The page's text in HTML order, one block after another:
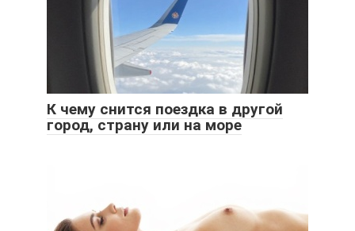
К чему снится поездка в другой
город, страну или на море